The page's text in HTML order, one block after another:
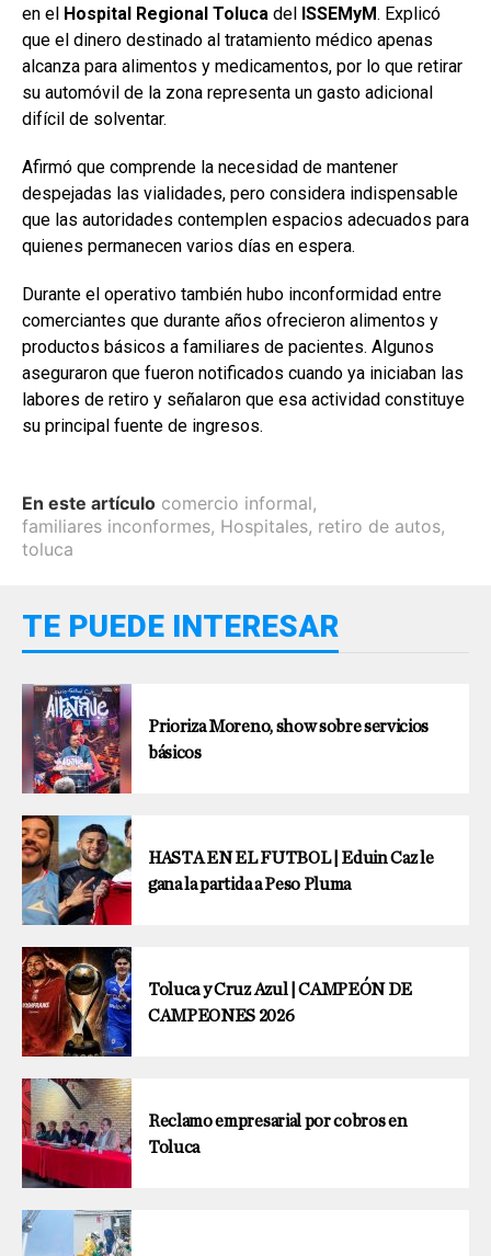
en el Hospital Regional Toluca del ISSEMyM. Explicó
que el dinero destinado al tratamiento médico apenas
alcanza para alimentos y medicamentos, por lo que retirar
su automóvil de la zona representa un gasto adicional
difícil de solventar.
Afirmó que comprende la necesidad de mantener
despejadas las vialidades, pero considera indispensable
que las autoridades contemplen espacios adecuados para
quienes permanecen varios días en espera.
Durante el operativo también hubo inconformidad entre
comerciantes que durante años ofrecieron alimentos y
productos básicos a familiares de pacientes. Algunos
aseguraron que fueron notificados cuando ya iniciaban las
labores de retiro y señalaron que esa actividad constituye
su principal fuente de ingresos.
En este artículo comercio informal,
familiares inconformes, Hospitales, retiro de autos,
toluca
TE PUEDE INTERESAR
Prioriza Moreno, show sobre servicios
básicos
HASTA EN EL FUTBOL | Eduin Caz le
gana la partida a Peso Pluma
Toluca y Cruz Azul | CAMPEÓN DE
CAMPEONES 2026
Reclamo empresarial por cobros en
Toluca